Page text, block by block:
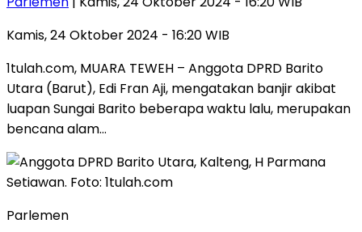
Kamis, 24 Oktober 2024 - 16:20 WIB
1tulah.com, MUARA TEWEH – Anggota DPRD Barito
Utara (Barut), Edi Fran Aji, mengatakan banjir akibat
luapan Sungai Barito beberapa waktu lalu, merupakan
bencana alam…
Parlemen